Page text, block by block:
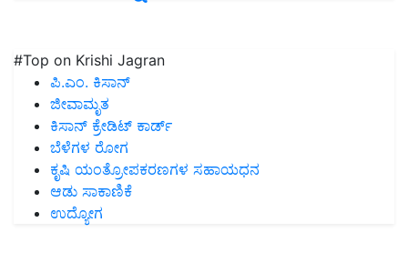
#Top on Krishi Jagran
ಪಿ.ಎಂ. ಕಿಸಾನ್
ಜೀವಾಮೃತ
ಕಿಸಾನ್ ಕ್ರೇಡಿಟ್ ಕಾರ್ಡ್
ಬೆಳೆಗಳ ರೋಗ
ಕೃಷಿ ಯಂತ್ರೋಪಕರಣಗಳ ಸಹಾಯಧನ
ಆಡು ಸಾಕಾಣಿಕೆ
ಉದ್ಯೋಗ